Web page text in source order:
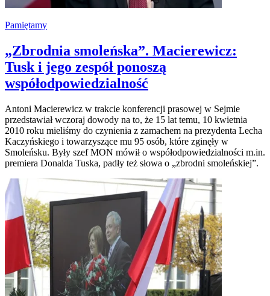
Pamiętamy
„Zbrodnia smoleńska”. Macierewicz:
Tusk i jego zespół ponoszą
współodpowiedzialność
Antoni Macierewicz w trakcie konferencji prasowej w Sejmie
przedstawiał wczoraj dowody na to, że 15 lat temu, 10 kwietnia
2010 roku mieliśmy do czynienia z zamachem na prezydenta Lecha
Kaczyńskiego i towarzyszące mu 95 osób, które zginęły w
Smoleńsku. Były szef MON mówił o współodpowiedzialności m.in.
premiera Donalda Tuska, padły też słowa o „zbrodni smoleńskiej”.